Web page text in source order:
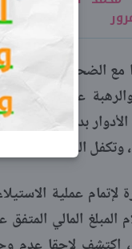
مع الضحية مدعين
بدقة؛ حيث
الرابع بمقابلة
عملية
المالي المتفق